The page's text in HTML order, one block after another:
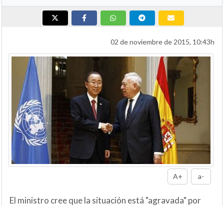
02 de noviembre de 2015, 10:43h
A+ a-
El ministro cree que la situación está "agravada" por